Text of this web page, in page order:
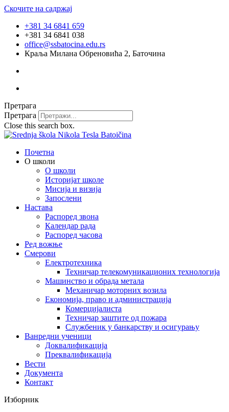
Скочите на садржај
+381 34 6841 659
+381 34 6841 038
office@ssbatocina.edu.rs
Краља Милана Обреновића 2, Баточина
Претрага
Претрага
Close this search box.
Почетна
О школи
О школи
Историјат школе
Мисија и визија
Запослени
Настава
Распоред звона
Календар рада
Распоред часова
Ред вожње
Смерови
Електротехника
Техничар телекомуникационих технологија
Машинство и обрада метала
Механичар моторних возила
Економија, право и администрација
Комерцијалиста
Техничар заштите од пожара
Службеник у банкарству и осигурању
Ванредни ученици
Доквалификација
Преквалификација
Вести
Документа
Контакт
Изборник